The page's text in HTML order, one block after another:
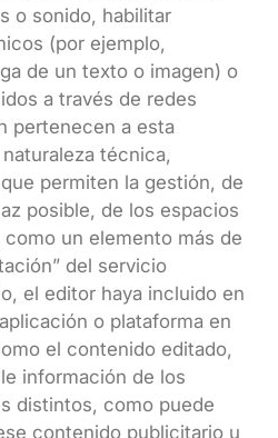
o sonido, habilitar
(por ejemplo,
de un texto o imagen) o
a través de redes
pertenecen a esta
técnica,
permiten la gestión, de
posible, de los espacios
un elemento más de
del servicio
el editor haya incluido en
o plataforma en
el contenido editado,
información de los
distintos, como puede
contenido publicitario u